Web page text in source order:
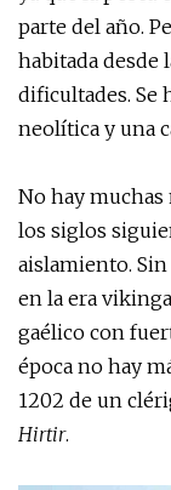
parte del año.
habitada desde
dificultades. Se
neolítica y una
No hay muchas
los siglos
aislamiento.
en la era
gaélico con
época no hay
1202 de un
Hirtir.